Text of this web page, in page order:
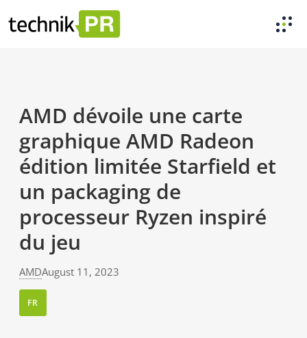
AMD dévoile une carte
graphique AMD Radeon
édition limitée Starfield et
un packaging de
processeur Ryzen inspiré
du jeu
AMDAugust 11, 2023
FR